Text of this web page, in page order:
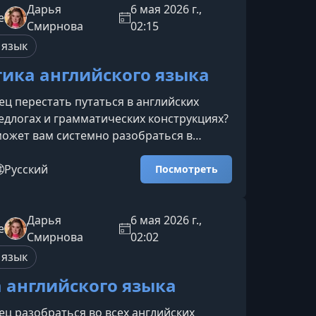
в обоих
и ритм речиРазберётесь, почему
делает английскую речь неест
Дарья
Смирнова
6 мая 2026 г.,
02:15
английского языка
перестать путаться в английских
и грамматических конструкциях?
вам системно разобраться в
применять их в речи и письме —
и хаоса.Что вы освоите на курсеМы
разберём ключевые разделы английской
употребление личных и
местоимений.Понимание порядка
предложе
Русский Посмотреть
Дарья
Смирнова
6 мая 2026 г.,
02:02
языка
разобраться во всех английских